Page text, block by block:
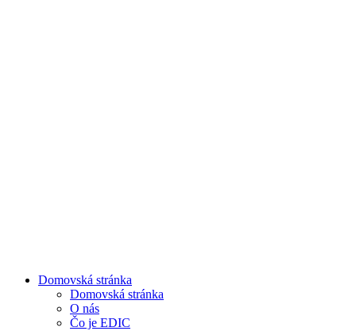
Domovská stránka
Domovská stránka
O nás
Čo je EDIC